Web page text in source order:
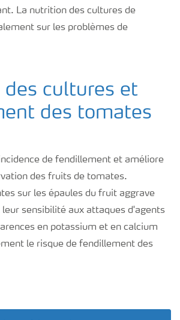
La nutrition des cultures de
sur les problèmes de
cultures et
des tomates
de fendillement et améliore
des fruits de tomates.
sur les épaules du fruit aggrave
sensibilité aux attaques d'agents
en potassium et en calcium
le risque de fendillement des